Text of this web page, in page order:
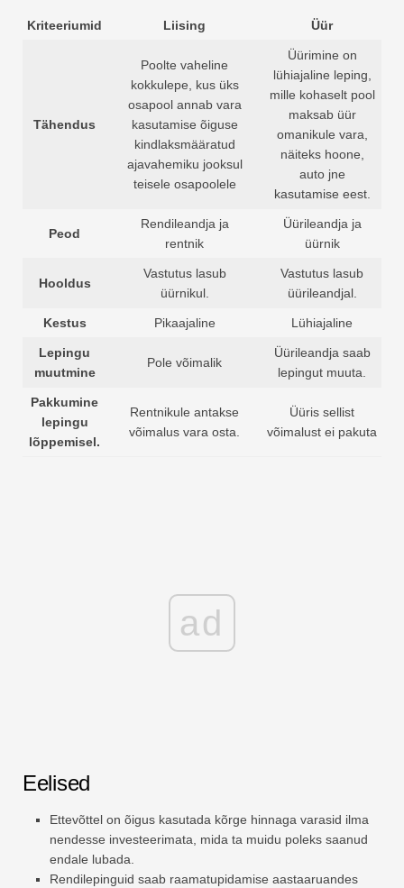
Kriteeriumid Liising Üür
Tähendus
Poolte vaheline
kokkulepe, kus üks
osapool annab vara
kasutamise õiguse
kindlaksmääratud
ajavahemiku jooksul
teisele osapoolele
Üürimine on
lühiajaline leping,
mille kohaselt pool
maksab üür
omanikule vara,
näiteks hoone,
auto jne
kasutamise eest.
Peod
Rendileandja ja
rentnik
Üürileandja ja
üürnik
Hooldus
Vastutus lasub
üürnikul.
Vastutus lasub
üürileandjal.
Kestus Pikaajaline Lühiajaline
Lepingu
muutmine
Pole võimalik
Üürileandja saab
lepingut muuta.
Pakkumine
lepingu
lõppemisel.
Rentnikule antakse
võimalus vara osta.
Üüris sellist
võimalust ei pakuta
ad
Eelised
Ettevõttel on õigus kasutada kõrge hinnaga varasid ilma
nendesse investeerimata, mida ta muidu poleks saanud
endale lubada.
Rendilepinguid saab raamatupidamise aastaaruandes